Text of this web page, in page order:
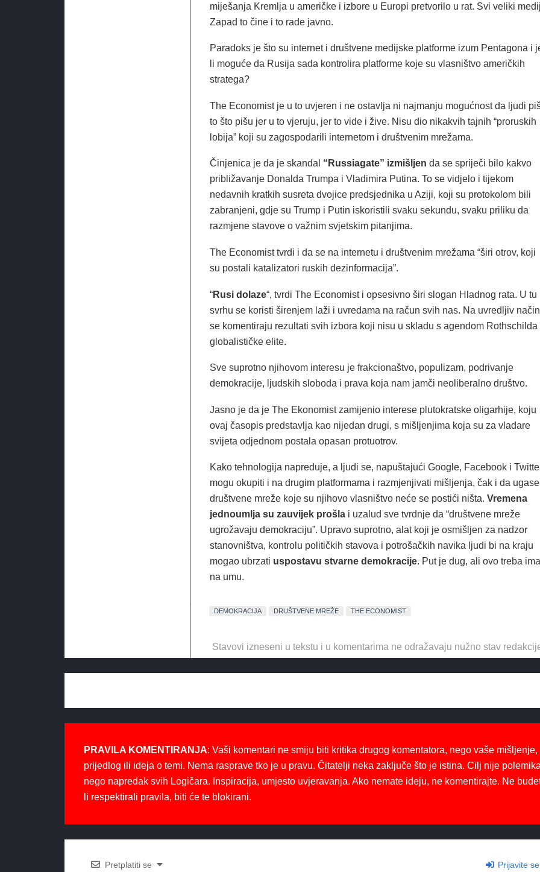
miješanja Kremlja u američke i izbore u Europi pretvorilo u rat. Svi veliki
Zapad to čine i to rade javno.
Paradoks je što su internet i društvene medijske platforme izum Pentagona i
li moguće da Rusija sada kontrolira platforme koje su vlasništvo američkih
stratega?
The Economist je u to uvjeren i ne ostavlja ni najmanju mogućnost da ljudi
to što pišu jer u to vjeruju, jer to vide i žive. Nisu dio nikakvih tajnih “proruskih
lobija” koji su zagospodarili internetom i društvenim mrežama.
Činjenica je da je skandal “Russiagate” izmišljen da se spriječi bilo kakvo
približavanje Donalda Trumpa i Vladimira Putina. To se vidjelo i tijekom
nedavnih kratkih susreta dvojice predsjednika u Aziji, koji su protokolom bili
zabranjeni, gdje su Trump i Putin iskoristili svaku sekundu, svaku priliku da
razmjene stavove o važnim svjetskim pitanjima.
The Economist tvrdi i da se na internetu i društvenim mrežama “širi otrov, koji
su postali katalizatori ruskih dezinformacija”.
“Rusi dolaze“, tvrdi The Economist i opsesivno širi slogan Hladnog rata. U tu
svrhu se koristi širenjem laži i uvredama na račun svih nas. Na uvredljiv način
se komentiraju rezultati svih izbora koji nisu u skladu s agendom Rothschilda
globalističke elite.
Sve suprotno njihovom interesu je frakcionaštvo, populizam, podrivanje
demokracije, ljudskih sloboda i prava koja nam jamči neoliberalno društvo.
Jasno je da je The Ekonomist zamijenio interese plutokratske oligarhije, koju
ovaj časopis predstavlja kao nijedan drugi, s mišljenjima koja su za vladare
svijeta odjednom postala opasan protuotrov.
Kako tehnologija napreduje, a ljudi se, napuštajući Google, Facebook i
mogu okupiti i na drugim platformama i razmjenjivati mišljenja, čak i da ugase
društvene mreže koje su njihovo vlasništvo neće se postići ništa. Vremena
jednoumlja su zauvijek prošlai uzalud sve tvrdnje da “društvene mreže
ugrožavaju demokraciju”. Upravo suprotno, alat koji je osmišljen za nadzor
stanovništva, kontrolu političkih stavova i potrošačkih navika ljudi bi na kraju
mogao ubrzati uspostavu stvarne demokracije. Put je dug, ali ovo treba
na umu.
DEMOKRACIJA DRUŠTVENE MREŽE THE ECONOMIST
Stavovi izneseni u tekstu i u komentarima ne odražavaju nužno stav
PRAVILA KOMENTIRANJA: Vaši komentari ne smiju biti kritika drugog komentatora, nego vaše mišljenje,
prijedlog ili ideja o temi. Nema rasprave tko je u pravu. Čitatelji neka zaključe što je istina. Cilj nije
nego napredak svih Logičara. Inspiracija, umjesto uvjeravanja. Ako nemate ideju, ne komentirajte. Ne
li respektirali pravila, biti će te blokirani.
Pretplatiti se Prijavite se